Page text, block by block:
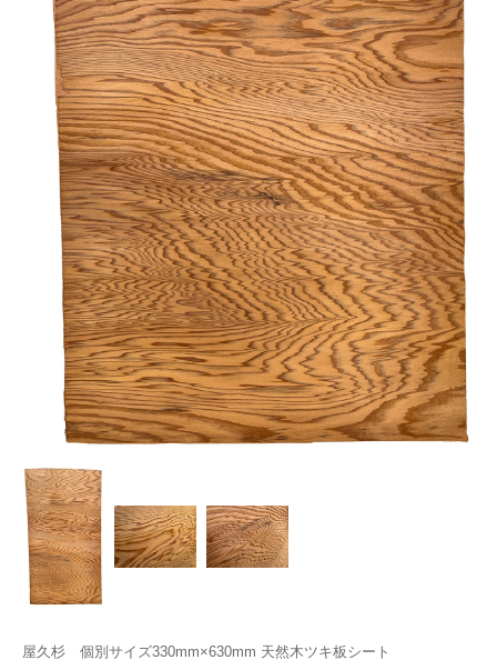
屋久杉 個別サイズ330mm×630mm 天然木ツキ板シート